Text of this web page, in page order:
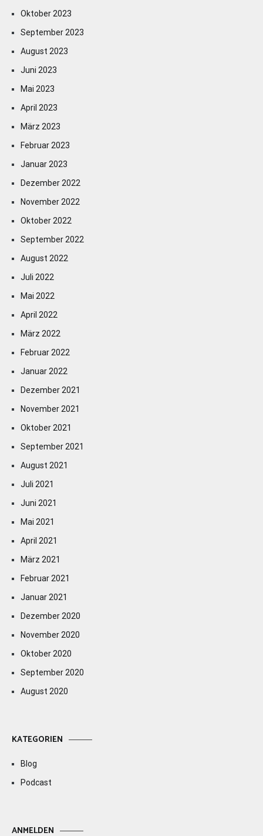
Oktober 2023
September 2023
August 2023
Juni 2023
Mai 2023
April 2023
März 2023
Februar 2023
Januar 2023
Dezember 2022
November 2022
Oktober 2022
September 2022
August 2022
Juli 2022
Mai 2022
April 2022
März 2022
Februar 2022
Januar 2022
Dezember 2021
November 2021
Oktober 2021
September 2021
August 2021
Juli 2021
Juni 2021
Mai 2021
April 2021
März 2021
Februar 2021
Januar 2021
Dezember 2020
November 2020
Oktober 2020
September 2020
August 2020
KATEGORIEN
Blog
Podcast
ANMELDEN